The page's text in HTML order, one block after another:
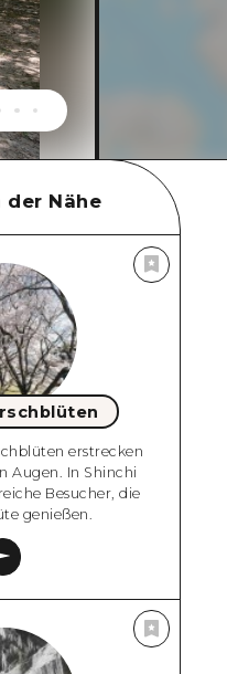
der Nähe
erstrecken
Augen. In Shinchi
Besucher, die
genießen.